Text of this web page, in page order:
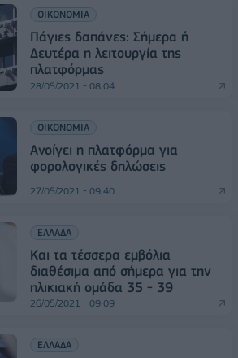
ΟΙΚΟΝΟΜΙΑ
Πάγιες δαπάνες: Σήμερα ή
Δευτέρα η λειτουργία της
πλατφόρμας
28/05/2021 - 08:04
ΟΙΚΟΝΟΜΙΑ
Ανοίγει η πλατφόρμα για
φορολογικές δηλώσεις
27/05/2021 - 09:40
ΕΛΛΑΔΑ
Και τα τέσσερα εμβόλια
διαθέσιμα από σήμερα για την
ηλικιακή ομάδα 35 - 39
26/05/2021 - 09:09
ΕΛΛΑΔΑ